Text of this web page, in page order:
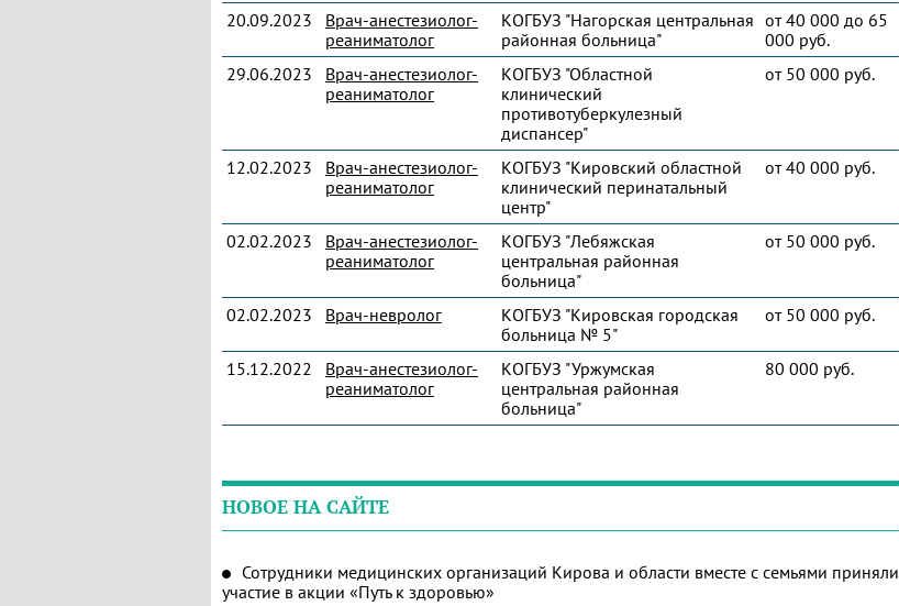
20.09.2023
Врач-анестезиолог-
реаниматолог
КОГБУЗ "Нагорская центральная
районная больница"
от 40 000 до 65
000 руб.
29.06.2023
Врач-анестезиолог-
реаниматолог
КОГБУЗ "Областной
клинический
противотуберкулезный
диспансер"
от 50 000 руб.
12.02.2023
Врач-анестезиолог-
реаниматолог
КОГБУЗ "Кировский областной
клинический перинатальный
центр"
от 40 000 руб.
02.02.2023
Врач-анестезиолог-
реаниматолог
КОГБУЗ "Лебяжская
центральная районная
больница"
от 50 000 руб.
02.02.2023 Врач-невролог
КОГБУЗ "Кировская городская
больница № 5"
от 50 000 руб.
15.12.2022
Врач-анестезиолог-
реаниматолог
КОГБУЗ "Уржумская
центральная районная
больница"
80 000 руб.
НОВОЕ НА САЙТЕ
Сотрудники медицинских организаций Кирова и области вместе с семьями приняли
участие в акции «Путь к здоровью»